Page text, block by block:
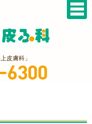
皮膚科」